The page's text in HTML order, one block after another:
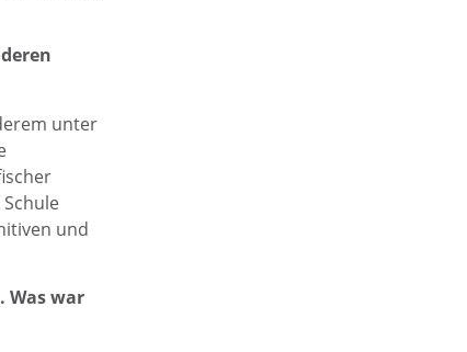
unter
und
Was war